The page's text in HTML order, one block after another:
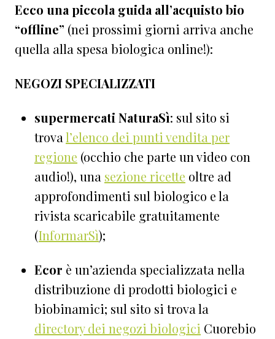
Ecco una piccola guida all’acquisto bio
“offline” (nei prossimi giorni arriva anche
quella alla spesa biologica online!):
NEGOZI SPECIALIZZATI
supermercati NaturaSì: sul sito si
trova l’elenco dei punti vendita per
regione (occhio che parte un video con
audio!), una sezione ricette oltre ad
approfondimenti sul biologico e la
rivista scaricabile gratuitamente
(InformarSì);
Ecor è un’azienda specializzata nella
distribuzione di prodotti biologici e
biobinamici; sul sito si trova la
directory dei negozi biologici Cuorebio